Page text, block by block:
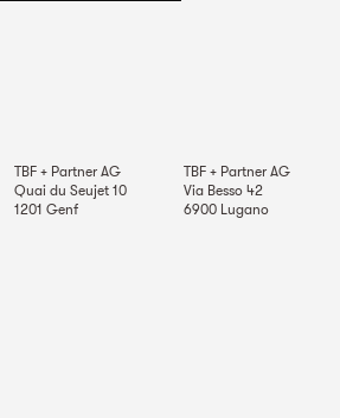
TBF + Partner AG
Quai du Seujet 10
1201 Genf
TBF + Partner AG
Via Besso 42
6900 Lugano